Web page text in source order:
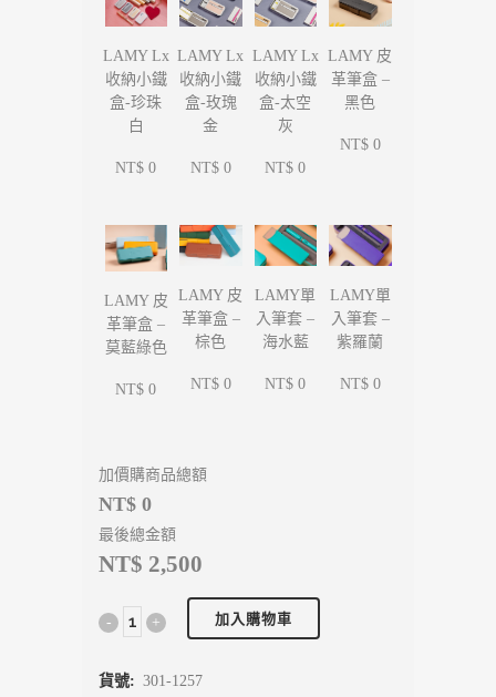
LAMY Lx
收納小鐵
盒-珍珠
白
NT$ 0
LAMY Lx
收納小鐵
盒-玫瑰
金
NT$ 0
LAMY Lx
收納小鐵
盒-太空
灰
NT$ 0
LAMY 皮
革筆盒 –
黑色
NT$ 0
LAMY 皮
革筆盒 –
莫藍綠色
NT$ 0
LAMY 皮
革筆盒 –
棕色
NT$ 0
LAMY單
入筆套 –
海水藍
NT$ 0
LAMY單
入筆套 –
紫羅蘭
NT$ 0
加價購商品總額
NT$ 0
最後總金額
NT$ 2,500
加入購物車
貨號: 301-1257